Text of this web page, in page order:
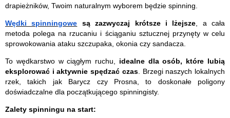
drapieżników, Twoim naturalnym wyborem będzie spinning.
Wędki spinningowe są zazwyczaj krótsze i lżejsze , a cała
metoda polega na rzucaniu i ściąganiu sztucznej przynęty w celu
sprowokowania ataku szczupaka, okonia czy sandacza.
To wędkarstwo w ciągłym ruchu,
idealne dla osób, które lubią
eksplorować i aktywnie spędzać czas. Brzegi naszych lokalnych
rzek, takich jak Barycz czy Prosna, to doskonałe poligony
doświadczalne dla początkującego spinningisty.
Zalety spinningu na start: